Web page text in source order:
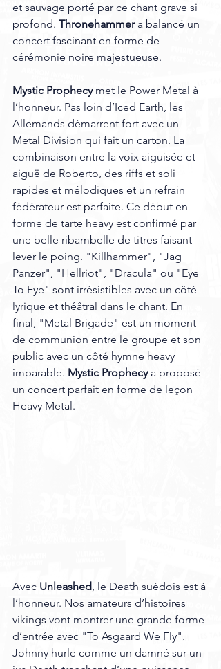
et sauvage porté par ce chant grave si
profond. Thronehammer a balancé un
concert fascinant en forme de
cérémonie noire majestueuse.
Mystic Prophecy met le Power Metal à
l’honneur. Pas loin d’Iced Earth, les
Allemands démarrent fort avec un
Metal Division qui fait un carton. La
combinaison entre la voix aiguisée et
aiguë de Roberto, des riffs et soli
rapides et mélodiques et un refrain
fédérateur est parfaite. Ce début en
forme de tarte heavy est confirmé par
une belle ribambelle de titres faisant
lever le poing. "Killhammer", "Jag
Panzer", "Hellriot", "Dracula" ou "Eye
To Eye" sont irrésistibles avec un côté
lyrique et théâtral dans le chant. En
final, "Metal Brigade" est un moment
de communion entre le groupe et son
public avec un côté hymne heavy
imparable. Mystic Prophecy a proposé
un concert parfait en forme de leçon
Heavy Metal.
Avec Unleashed, le Death suédois est à
l’honneur. Nos amateurs d’histoires
vikings vont montrer une grande forme
d’entrée avec "To Asgaard We Fly".
Johnny hurle comme un damné sur un